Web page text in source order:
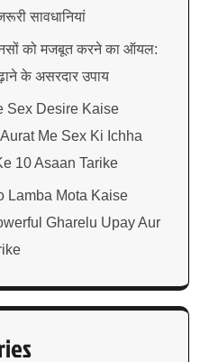
सावधानियां
को मजबूत करने का ऑयल:
के असरदार उपाय
Sex Desire Kaise
Me Sex Ki Ichha
10 Asaan Tarike
Lamba Mota Kaise
Gharelu Upay Aur